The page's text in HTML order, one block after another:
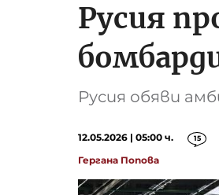
Русия
Русия обяви
12.05.2026 | 05:00 ч. 15
Гергана Попова